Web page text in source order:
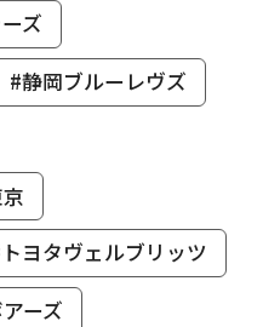
ズ
#静岡ブルーレヴズ
ヨタヴェルブリッツ
ーズ